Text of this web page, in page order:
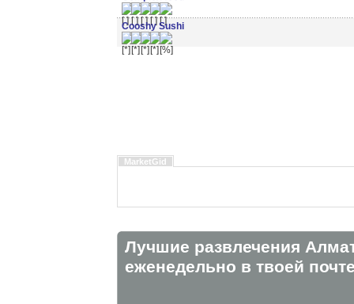
Cooshy Sushi
MarketGid
Лучшие развлечения
eженедельно в твоей